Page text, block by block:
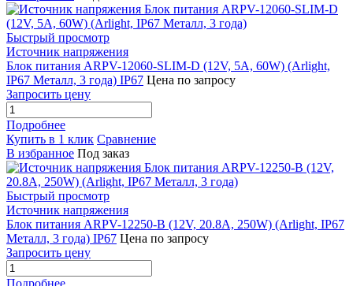
Быстрый просмотр
Источник напряжения
Блок питания ARPV-12060-SLIM-D (12V, 5A, 60W) (Arlight,
IP67 Металл, 3 года) IP67 Цена по запросу
Запросить цену
Подробнее
Купить в 1 клик Сравнение
В избранное Под заказ
Быстрый просмотр
Источник напряжения
Блок питания ARPV-12250-B (12V, 20.8A, 250W) (Arlight, IP67
Металл, 3 года) IP67 Цена по запросу
Запросить цену